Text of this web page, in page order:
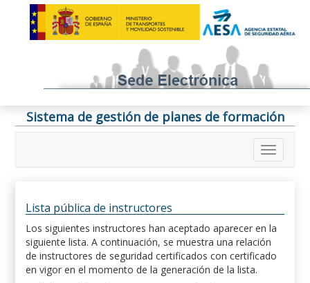
Sistema de gestión de planes de formación
Lista pública de instructores
Los siguientes instructores han aceptado aparecer en la
siguiente lista. A continuación, se muestra una relación
de instructores de seguridad certificados con certificado
en vigor en el momento de la generación de la lista.